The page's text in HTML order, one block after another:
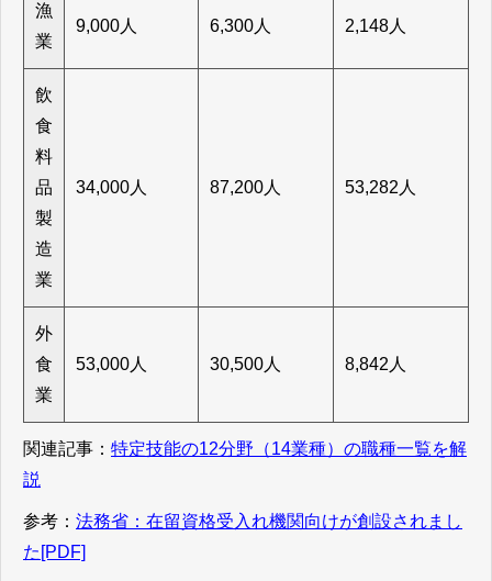
漁
業
9,000人 6,300人 2,148人
飲
食
料
品
製
造
業
34,000人 87,200人 53,282人
外
食
業
53,000人 30,500人 8,842人
関連記事： 特定技能の12分野（14業種）の職種一覧を解
説
参考： 法務省：在留資格受入れ機関向けが創設されまし
た[PDF]